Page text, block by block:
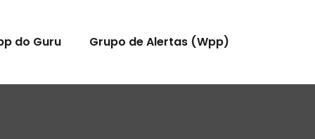
do Guru Grupo de Alertas (Wpp)